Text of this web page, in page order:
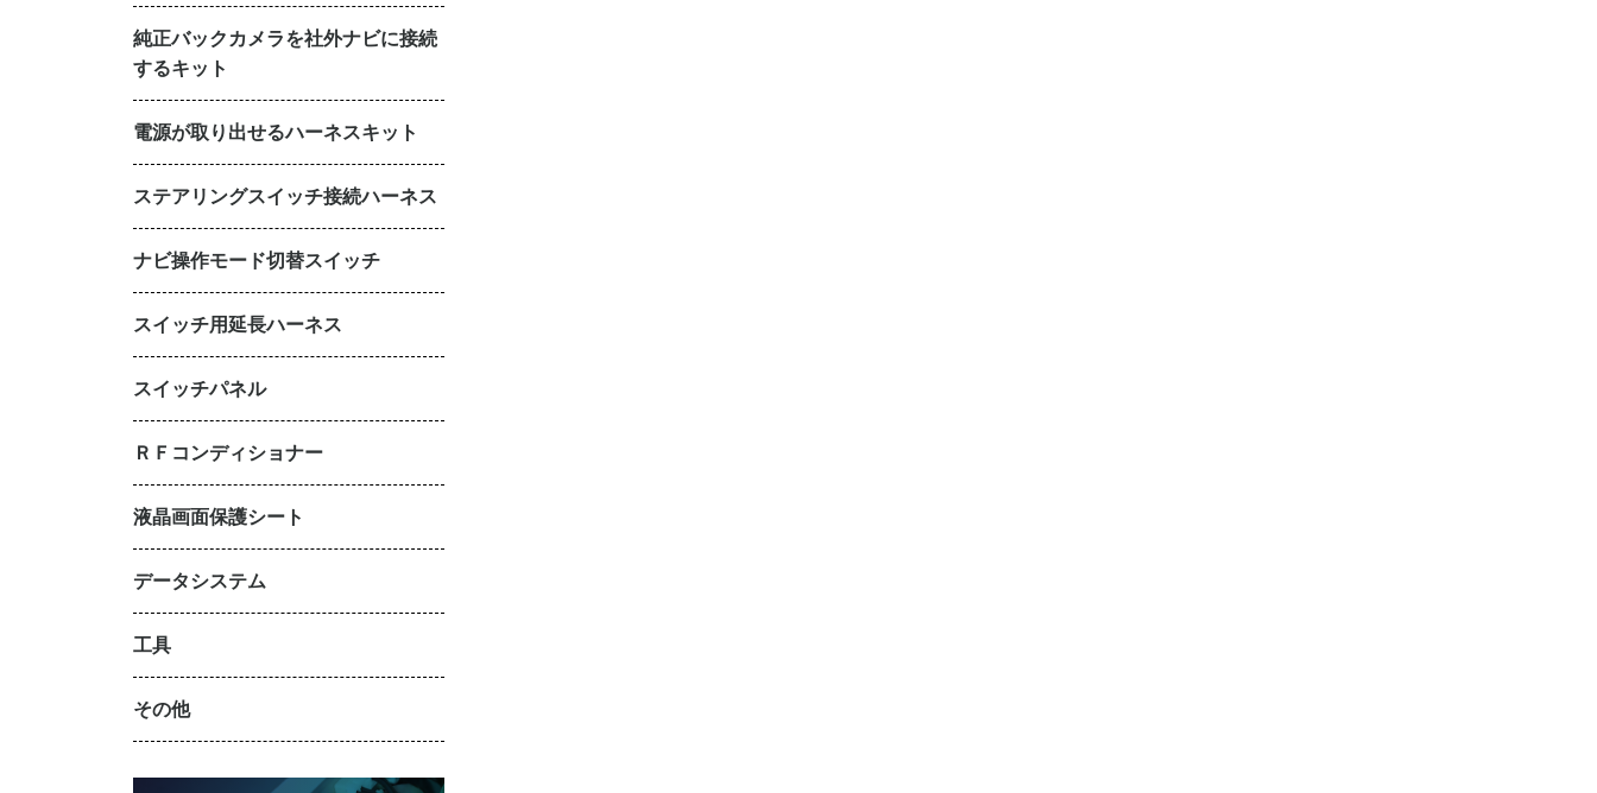
純正バックカメラを社外ナビに接続
するキット
電源が取り出せるハーネスキット
ステアリングスイッチ接続ハーネス
ナビ操作モード切替スイッチ
スイッチ用延長ハーネス
スイッチパネル
ＲＦコンディショナー
液晶画面保護シート
データシステム
工具
その他